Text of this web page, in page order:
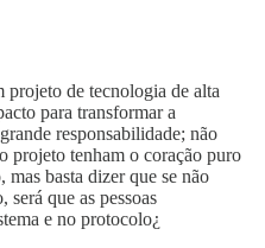
projeto de tecnologia de alta
para transformar a
responsabilidade; não
projeto tenham o coração puro
basta dizer que se não
que as pessoas
e no protocolo¿